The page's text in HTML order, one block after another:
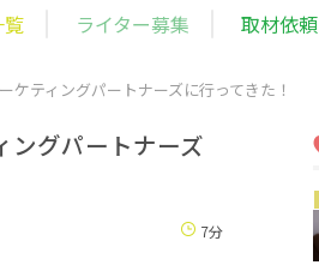
ライター募集 取材依頼
ケティングパートナーズに行ってきた！
ングパートナーズ
7分